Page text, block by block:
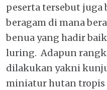
peserta tersebut juga
beragam di mana
benua yang hadir
luring. Adapun
dilakukan yakni
miniatur hutan tropis